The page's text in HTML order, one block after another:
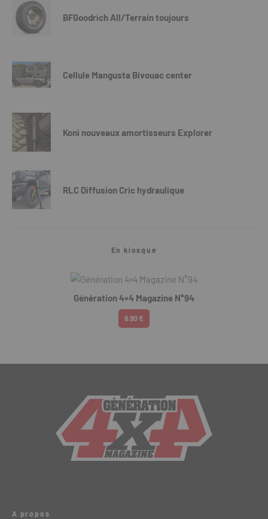
BFGoodrich All/Terrain toujours
Cellule Mangusta Bivouac center
Koni nouveaux amortisseurs Explorer
RLC Diffusion Cric hydraulique
En kiosque
Génération 4×4 Magazine N°94
6.90 €
A propos